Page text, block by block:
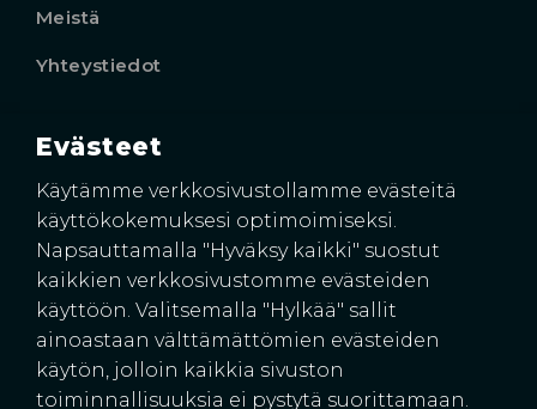
Meistä
Yhteystiedot
Käyntiosoite
Harkkoraudantie 4
00700 HELSINKI
Evästeet
Käytämme verkkosivustollamme evästeitä
käyttökokemuksesi optimoimiseksi.
Napsauttamalla "Hyväksy kaikki" suostut
kaikkien verkkosivustomme evästeiden
käyttöön. Valitsemalla "Hylkää" sallit
ainoastaan välttämättömien evästeiden
käytön, jolloin kaikkia sivuston
toiminnallisuuksia ei pystytä suorittamaan.